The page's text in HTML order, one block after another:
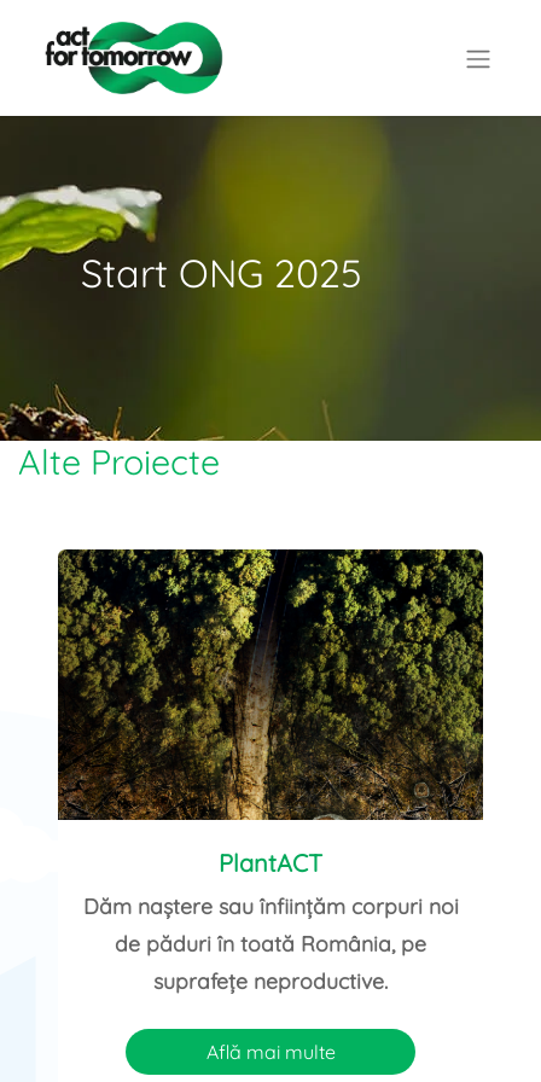
Start ONG 2025
Alte Proiecte
PlantACT
Dăm naștere sau înființăm corpuri noi
de păduri în toată România, pe
suprafețe neproductive.
Află mai multe